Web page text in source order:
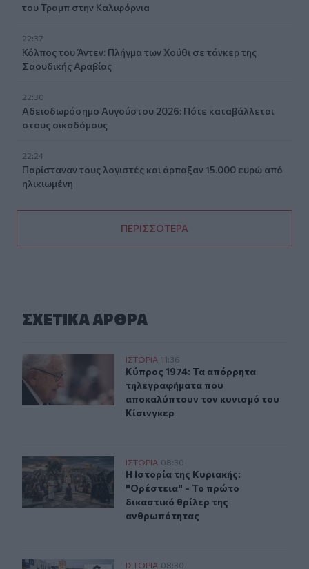
του Τραμπ στην Καλιφόρνια
22:37
Κόλπος του Άντεν: Πλήγμα των Χούθι σε τάνκερ της
Σαουδικής Αραβίας
22:30
Αδειοδωρόσημο Αυγούστου 2026: Πότε καταβάλλεται
στους οικοδόμους
22:24
Παρίσταναν τους λογιστές και άρπαξαν 15.000 ευρώ από
ηλικιωμένη
ΠΕΡΙΣΣΟΤΕΡΑ
ΣΧΕΤΙΚA AΡΘΡΑ
Κύπρος 1974: Τα απόρρητα τηλεγραφήματα που
ΙΣΤΟΡΙΑ 11:36
Κύπρος 1974: Τα απόρρητα
Κύπρος 1974: Τα απόρρητα
τηλεγραφήματα που
αποκαλύπτουν τον κυνισμό του
Κίσινγκερ
Η Ιστορία της Κυριακής: "Ορέστεια" - Το πρώτο
ΙΣΤΟΡΙΑ 08:30
Η Ιστορία της Κυριακής:
Η Ιστορία της Κυριακής:
"Ορέστεια" - Το πρώτο
δικαστικό θρίλερ της
ανθρωπότητας
ΙΣΤΟΡΙΑ 08:30